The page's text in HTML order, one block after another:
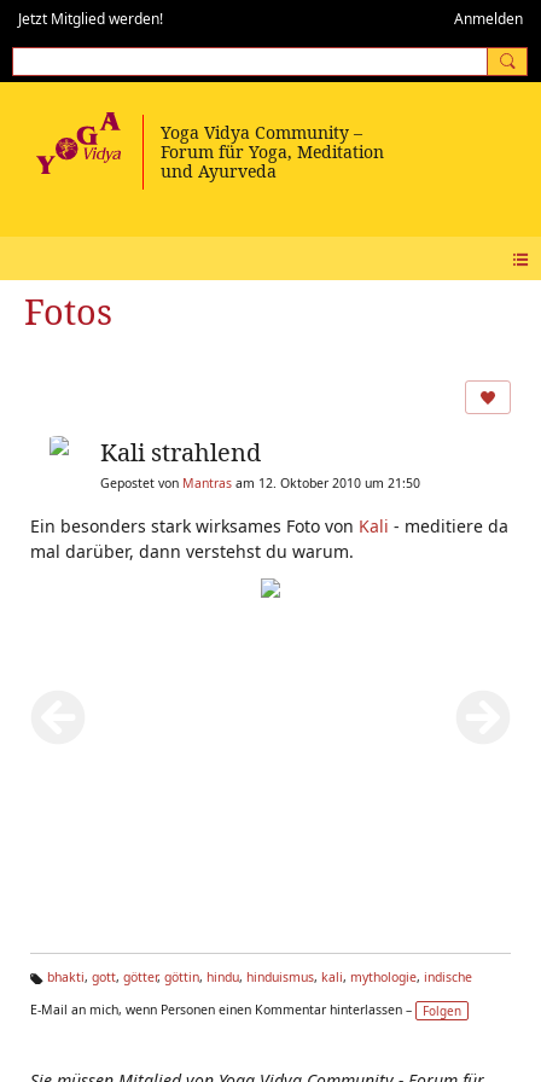
Jetzt Mitglied werden! Anmelden
Fotos
Kali strahlend
Gepostet von Mantras am 12. Oktober 2010 um 21:50
Ein besonders stark wirksames Foto von Kali - meditiere da
mal darüber, dann verstehst du warum.
g
bhakti, gott, götter, göttin, hindu, hinduismus, kali, mythologie, indische
E-Mail an mich, wenn Personen einen Kommentar hinterlassen –
Folgen